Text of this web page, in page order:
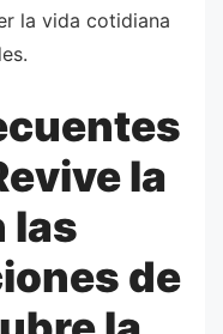
la vida cotidiana
la
las
de